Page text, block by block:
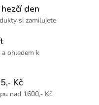
den
si zamilujete
ohledem k
Kč
nad 1600,- Kč